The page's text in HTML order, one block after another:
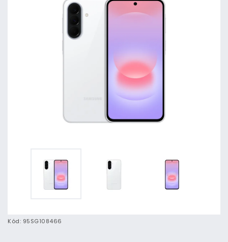
Kód: 95SG108466